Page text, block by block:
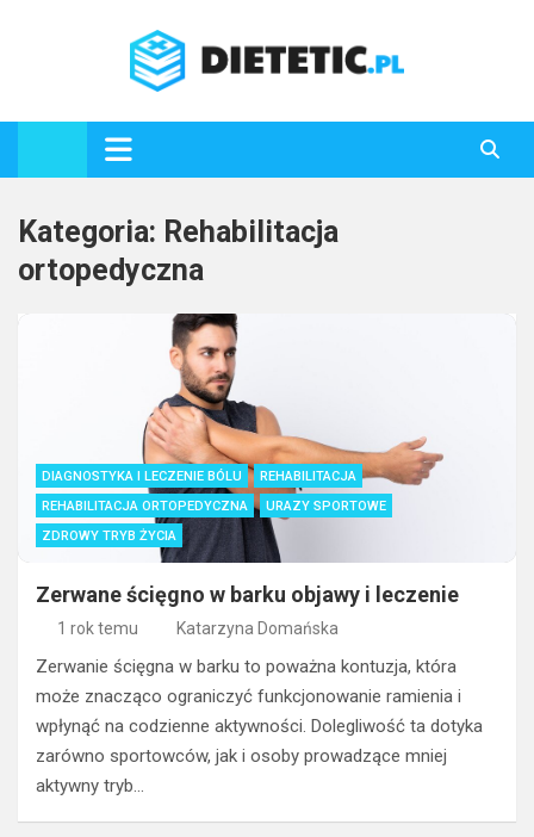
Dietetic.pl
Kategoria: Rehabilitacja
ortopedyczna
DIAGNOSTYKA I LECZENIE BÓLU
REHABILITACJA
REHABILITACJA ORTOPEDYCZNA
URAZY SPORTOWE
ZDROWY TRYB ŻYCIA
Zerwane ścięgno w barku objawy i leczenie
1 rok temu Katarzyna Domańska
Zerwanie ścięgna w barku to poważna kontuzja, która
może znacząco ograniczyć funkcjonowanie ramienia i
wpłynąć na codzienne aktywności. Dolegliwość ta dotyka
zarówno sportowców, jak i osoby prowadzące mniej
aktywny tryb…